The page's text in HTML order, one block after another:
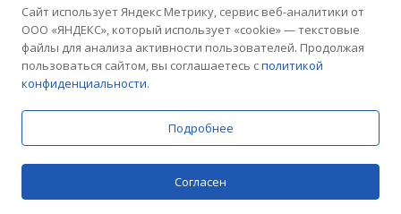
Политика конфиденциальности
Условия использования
Сайт университета
© 2025 Embit. Все права защищены.
Сайт использует Яндекс Метрику, сервис веб-аналитики от
ООО «ЯНДЕКС», который использует «cookie» — текстовые
файлы для анализа активности пользователей. Продолжая
пользоваться сайтом, вы соглашаетесь сполитикой
конфиденциальности.
Подробнее
Согласен